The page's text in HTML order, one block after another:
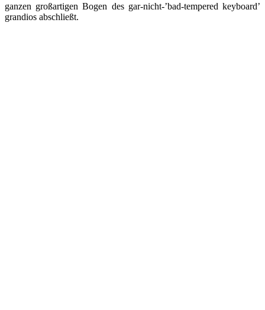
ganzen großartigen Bogen des gar-nicht-’bad-tempered keyboard’
grandios abschließt.